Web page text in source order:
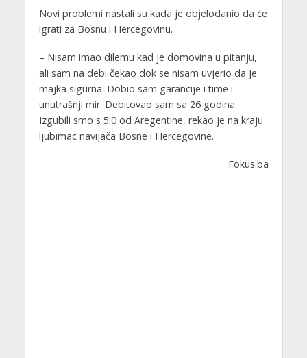
Novi problemi nastali su kada je objelodanio da će
igrati za Bosnu i Hercegovinu.
– Nisam imao dilemu kad je domovina u pitanju,
ali sam na debi čekao dok se nisam uvjerio da je
majka sigurna. Dobio sam garancije i time i
unutrašnji mir. Debitovao sam sa 26 godina.
Izgubili smo s 5:0 od Aregentine, rekao je na kraju
ljubimac navijača Bosne i Hercegovine.
Fokus.ba